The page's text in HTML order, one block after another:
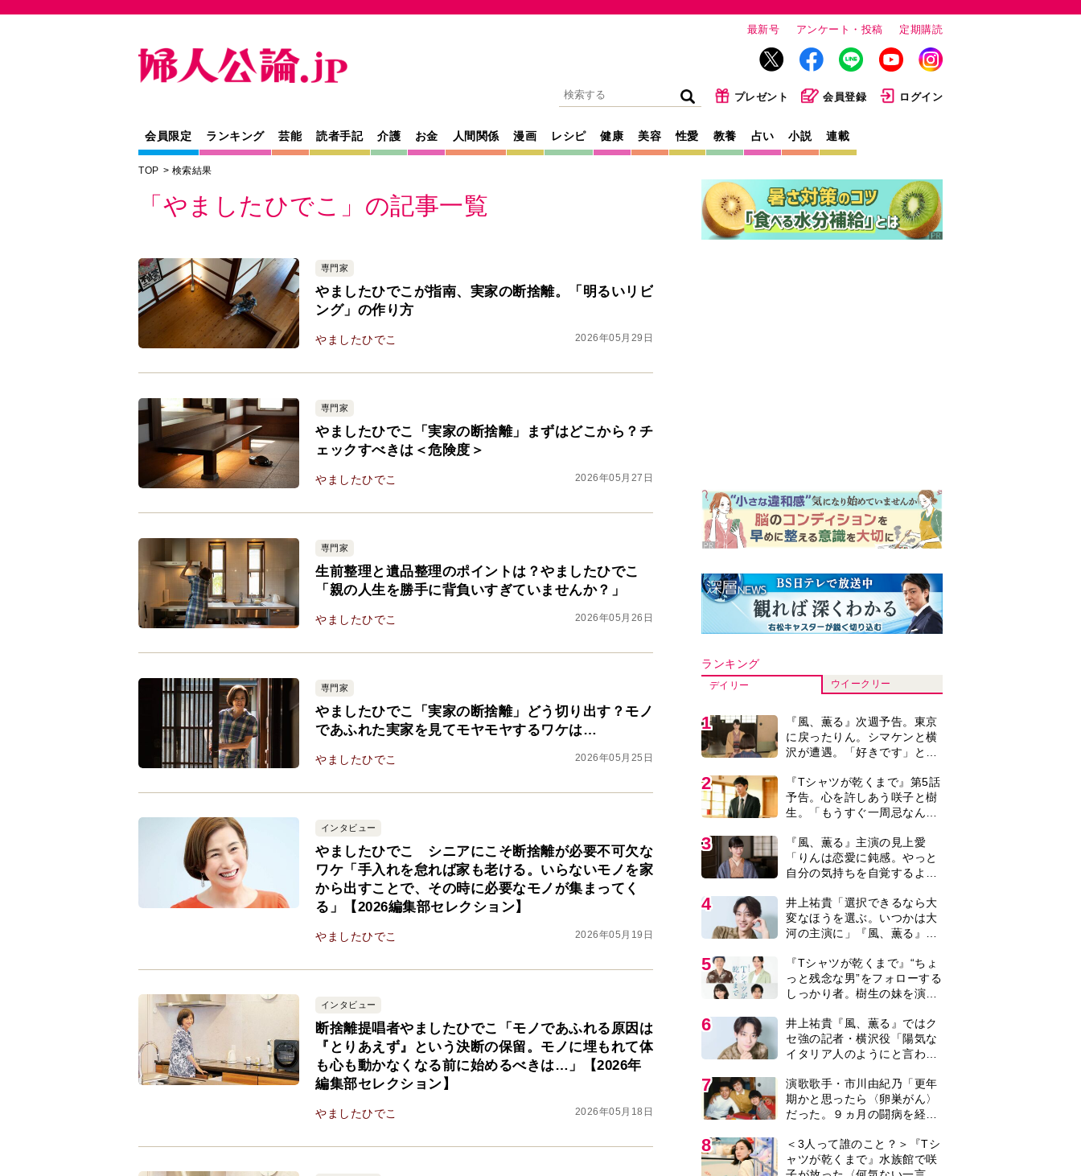
最新号 アンケート・投稿 定期購読
プレゼント 会員登録 ログイン
会員限定 ランキング 芸能 読者手記 介護 お金 人間関係 漫画 レシピ 健康 美容 性愛 教養 占い 小説 連載
TOP 検索結果
「やましたひでこ」の記事一覧
専門家
やましたひでこが指南、実家の断捨離。「明るいリビ
ング」の作り方
やましたひでこ 2026年05月29日
専門家
やましたひでこ「実家の断捨離」まずはどこから？チ
ェックすべきは＜危険度＞
やましたひでこ 2026年05月27日
専門家
生前整理と遺品整理のポイントは？やましたひでこ
「親の人生を勝手に背負いすぎていませんか？」
やましたひでこ 2026年05月26日
専門家
やましたひでこ「実家の断捨離」どう切り出す？モノ
であふれた実家を見てモヤモヤするワケは…
やましたひでこ 2026年05月25日
インタビュー
やましたひでこ シニアにこそ断捨離が必要不可欠な
ワケ「手入れを怠れば家も老ける。いらないモノを家
から出すことで、その時に必要なモノが集まってく
る」【2026編集部セレクション】
やましたひでこ 2026年05月19日
インタビュー
断捨離提唱者やましたひでこ「モノであふれる原因は
『とりあえず』という決断の保留。モノに埋もれて体
も心も動かなくなる前に始めるべきは…」【2026年
編集部セレクション】
やましたひでこ 2026年05月18日
1
『風、薫る』次週予告。東京
に戻ったりん。シマケンと横
沢が遭遇。「好きです」と告
げたのは…
予告。心を許しあう咲子と樹
生。「もうすぐ一周忌なんで
それが過ぎたら…」＜ネタバ
レあり＞
『風、薫る』主演の見上愛
「りんは恋愛に鈍感。やっと
4
井上祐貴「選択できるなら大
変なほうを選ぶ。いつかは大
は横沢役
5
『Tシャツが乾くまで』“ちょ
っと残念な男”をフォローする
るのは、齋藤飛鳥さん＜キャ
スト紹介＞
6
井上祐貴『風、薫る』ではク
セ強の記者・横沢役「陽気な
て」
演歌歌手・市川由紀乃「更年
期かと思ったら〈卵巣がん〉
復帰。若くして逝った兄の手
紙を今も支えに」【2026上半
期BEST】
＜3人って誰のこと？＞『Tシ
ャツが乾くまで』水族館で咲
に視聴者「これも何かの伏
線？」「子どもの話だと…」
9
『風、薫る』見上愛「りんの
心が病気になっていく演技が
心を使う仕事」
【もうムリ！ご近所姑】「今
日はどこ行くん？」出かける
ん。毎日監視される生活が始
まり…【第1話】
もっと見る
MOVIE